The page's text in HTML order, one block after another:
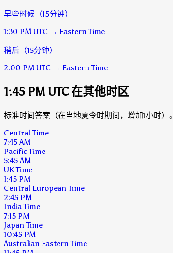
早些时候（15分钟）
1:30 PM UTC → Eastern Time
稍后（15分钟）
2:00 PM UTC → Eastern Time
1:45 PM UTC 在其他时区
标准时间答案（在当地夏令时期间，增加1小时）。
Central Time
7:45 AM
Pacific Time
5:45 AM
UK Time
1:45 PM
Central European Time
2:45 PM
India Time
7:15 PM
Japan Time
10:45 PM
Australian Eastern Time